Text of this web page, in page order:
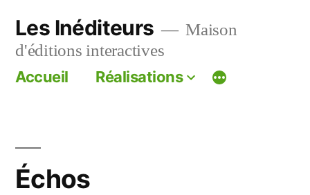
contenu
Les Inéditeurs
Maison
d'éditions interactives
Accueil Réalisations
Échos